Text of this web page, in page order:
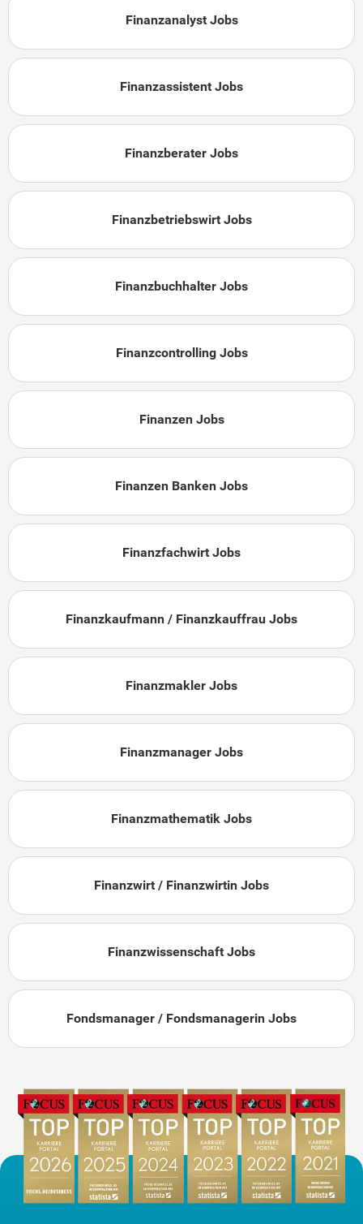
Finanzanalyst Jobs
Finanzassistent Jobs
Finanzberater Jobs
Finanzbetriebswirt Jobs
Finanzbuchhalter Jobs
Finanzcontrolling Jobs
Finanzen Jobs
Finanzen Banken Jobs
Finanzfachwirt Jobs
Finanzkaufmann / Finanzkauffrau Jobs
Finanzmakler Jobs
Finanzmanager Jobs
Finanzmathematik Jobs
Finanzwirt / Finanzwirtin Jobs
Finanzwissenschaft Jobs
Fondsmanager / Fondsmanagerin Jobs